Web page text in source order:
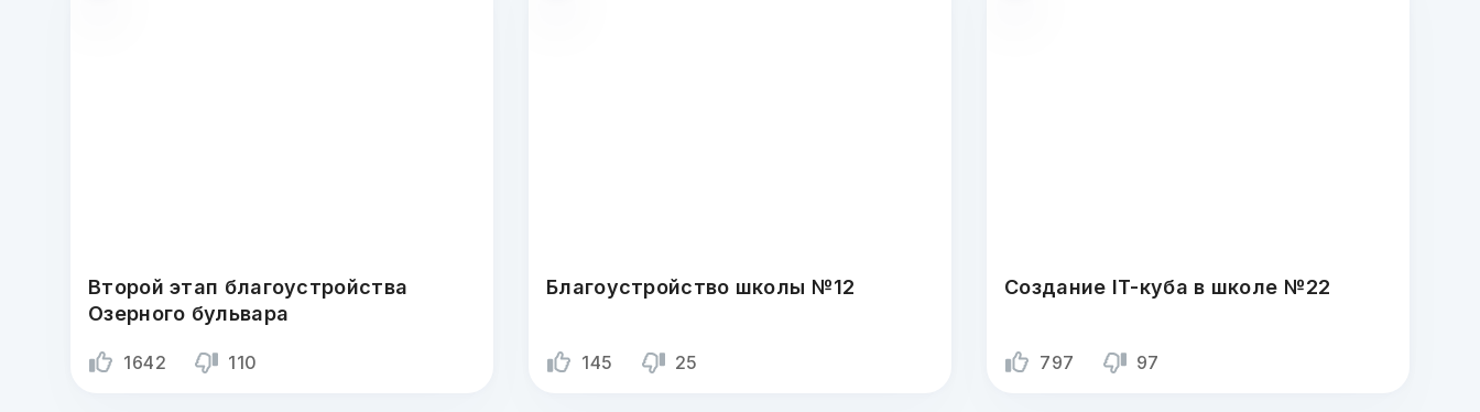
Второй этап благоустройства
Озерного бульвара
1642 110
Благоустройство школы №12
145 25
Создание IT-куба в школе №22
797 97